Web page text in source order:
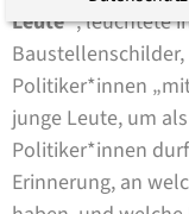
Leute“, leuchtete
Politiker*innen
junge Leute, um
Politiker*innen
Erinnerung, an